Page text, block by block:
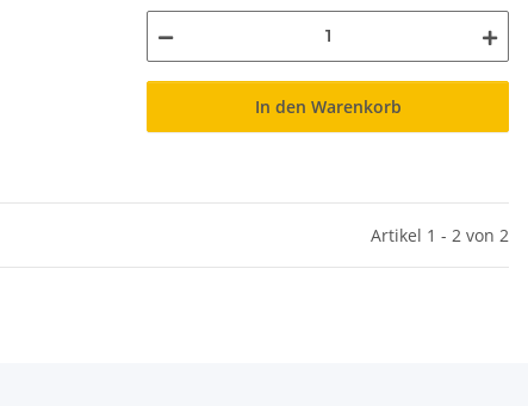
In den Warenkorb
Artikel 1 - 2 von 2